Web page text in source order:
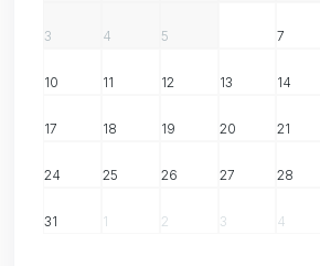
3 4 5 7
10 11 12 13 14
17 18 19 20 21
24 25 26 27 28
31 1 2 3 4